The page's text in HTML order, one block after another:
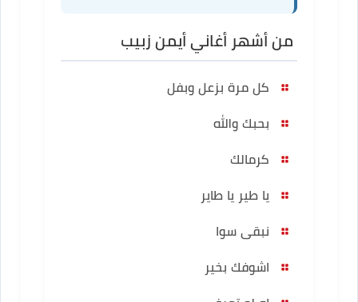
من أشهر أغاني أيمن زبيب
كل مرة بزعل وبفل
بحبك والله
كرمالك
يا طير يا طاير
نبقى سوا
اشوفك بخير